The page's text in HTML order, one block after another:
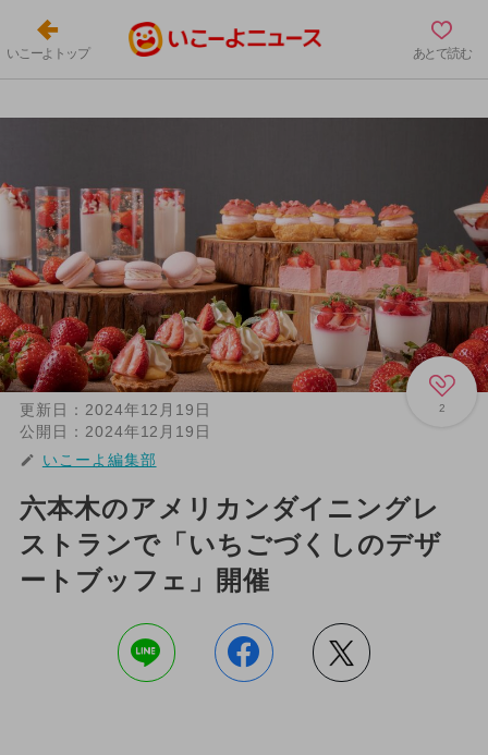
いこーよトップ あとで読む
2
更新日： 2024年12月19日
公開日： 2024年12月19日
いこーよ編集部
六本木のアメリカンダイニングレ
ストランで「いちごづくしのデザ
ートブッフェ」開催